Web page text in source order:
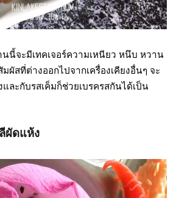
นี้จะมีเทคเจอร์ความเหนียว หนึบ หวาน
ผัสที่ต่างออกไปจากเครื่องเคียงอื่นๆ จะ
และกับรสเค็มก็ช่วยเบรครสกันได้เป็น
ผัดแห้ง